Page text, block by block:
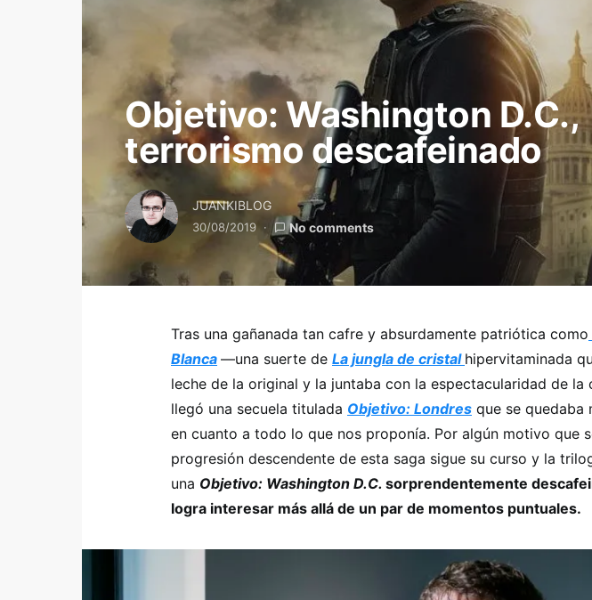
Objetivo: Washington D.C.,
terrorismo descafeinado
JUANKIBLOG
30/08/2019 No comments
Tras una gañanada tan cafre y absurdamente patriótica como
Blanca —una suerte de La jungla de cristal hipervitaminada
leche de la original y la juntaba con la espectacularidad de
llegó una secuela titulada Objetivo: Londres que se quedaba
en cuanto a todo lo que nos proponía. Por algún motivo que
progresión descendente de esta saga sigue su curso y la
una Objetivo: Washington D.C. sorprendentemente
logra interesar más allá de un par de momentos puntuales.